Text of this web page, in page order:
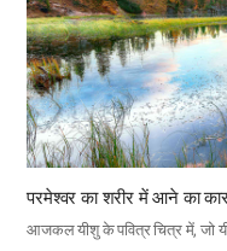
परमेश्वर का शरीर में आने का
आजकल यीशु के पवित्र चित्र में, जो